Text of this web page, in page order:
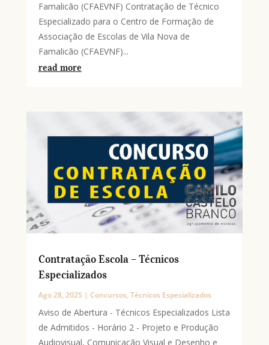
Famalicão (CFAEVNF) Contratação de Técnico
Especializado para o Centro de Formação de
Associação de Escolas de Vila Nova de
Famalicão (CFAEVNF)...
read more
Contratação Escola – Técnicos
Especializados
Ago 28, 2025 | Concursos,Técnicos Especializados
Aviso de Abertura - Técnicos Especializados Lista
de Admitidos - Horário 2 - Projeto e Produção
Audiovisual, Comunicação Visual e Desenho e